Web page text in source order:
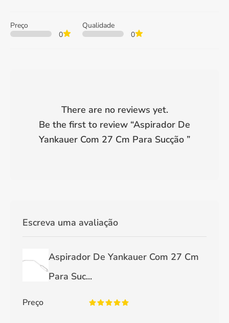
Preço
0
Qualidade
0
There are no reviews yet.
Be the first to review “Aspirador De
Yankauer Com 27 Cm Para Sucção ”
Escreva uma avaliação
Aspirador De Yankauer Com 27 Cm
Para Suc...
Preço